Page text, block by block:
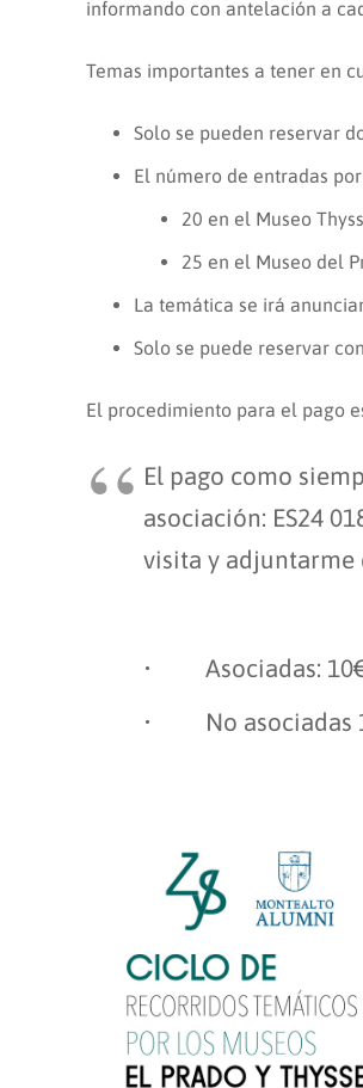
informando con antelación a
Temas importantes a tener en
Solo se pueden reservar
El número de entradas
20 en el Museo
25 en el Museo del
La temática se irá
Solo se puede reservar
El procedimiento para el pago
El pago como
asociación: ES24
visita y
• Asociadas:
• No asociadas